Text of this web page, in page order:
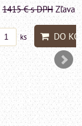
1415 €s DPH Zľava
ks DO